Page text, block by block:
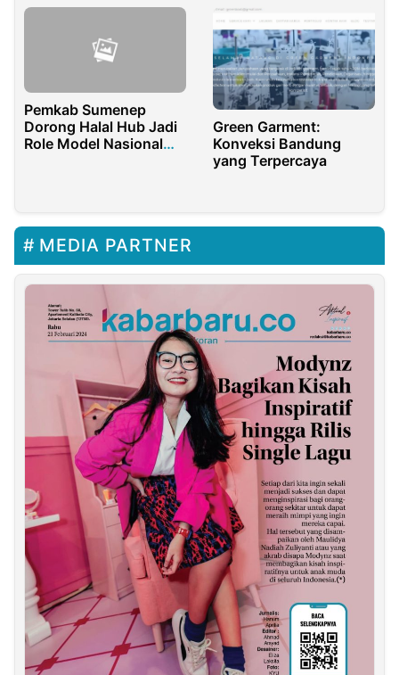
Anda
Pemkab Sumenep
Dorong Halal Hub Jadi
Role Model Nasional
Green Garment:
Konveksi Bandung
yang Terpercaya
MEDIA PARTNER